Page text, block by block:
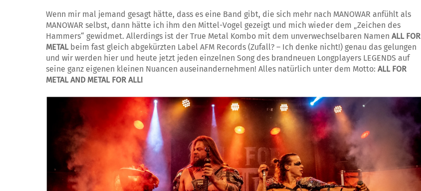
Wenn mir mal jemand gesagt hätte, dass es eine Band gibt, die sich mehr nach MANOWAR anfühlt als
MANOWAR selbst, dann hätte ich ihm den Mittel-Vogel gezeigt und mich wieder dem „Zeichen des
Hammers“ gewidmet. Allerdings ist der True Metal Kombo mit dem unverwechselbaren Namen ALL FOR
METALbeim fast gleich abgekürzten Label AFM Records (Zufall? – Ich denke nicht!) genau das gelungen
und wir werden hier und heute jetzt jeden einzelnen Song des brandneuen Longplayers LEGENDS auf
seine ganz eigenen kleinen Nuancen auseinandernehmen! Alles natürlich unter dem Motto: ALL FOR
METAL AND METAL FOR ALL!